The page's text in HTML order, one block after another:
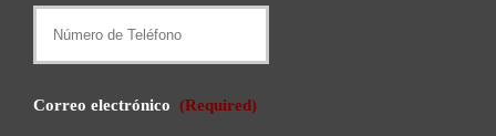
Correo electrónico (Required)